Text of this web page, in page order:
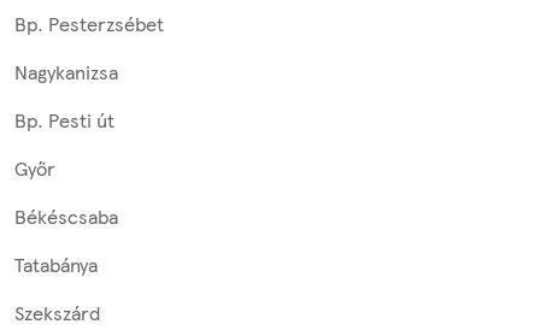
Bp. Pesterzsébet
Nagykanizsa
Bp. Pesti út
Győr
Békéscsaba
Tatabánya
Szekszárd